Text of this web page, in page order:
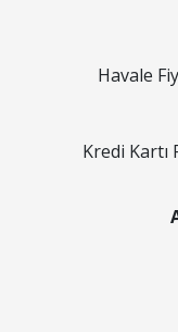
Havale
Kredi Kartı